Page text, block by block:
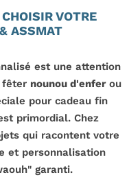
VOTRE
ASSMAT
est une attention
fêter nounou d'enferou
pour cadeau fin
primordial. Chez
qui racontent votre
et personnalisation
garanti.